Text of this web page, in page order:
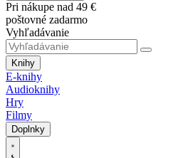
Pri nákupe nad 49 €
poštovné zadarmo
Vyhľadávanie
Knihy
E-knihy
Audioknihy
Hry
Filmy
Doplnky